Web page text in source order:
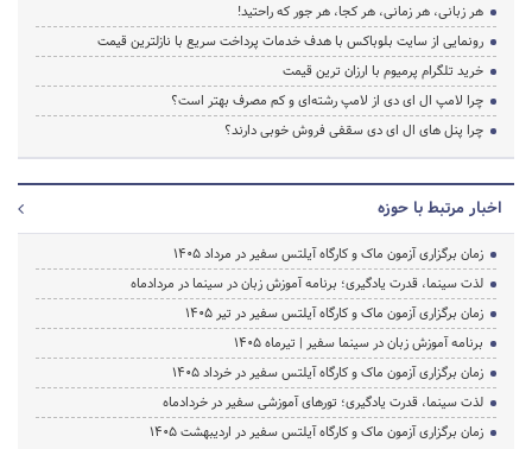
هر زبانی، هر زمانی، هر کجا، هر جور که راحتید!
رونمایی از سایت بلوباکس با هدف خدمات پرداخت سریع با نازلترین قیمت
خرید تلگرام پرمیوم با ارزان ترین قیمت
چرا لامپ ال ای دی از لامپ رشته‌ای و کم مصرف بهتر است؟
چرا پنل های ال ای دی سقفی فروش خوبی دارند؟
اخبار مرتبط با حوزه
زمان برگزاری آزمون ماک و کارگاه آیلتس سفیر در مرداد 1405
لذت سینما، قدرت یادگیری؛ برنامه آموزش زبان در سینما در مردادماه
زمان برگزاری آزمون ماک و کارگاه آیلتس سفیر در تیر 1405
برنامه آموزش زبان در سینما سفیر | تیرماه ۱۴۰۵
زمان برگزاری آزمون ماک و کارگاه آیلتس سفیر در خرداد 1405
لذت سینما، قدرت یادگیری؛ تورهای آموزشی سفیر در خردادماه
زمان برگزاری آزمون ماک و کارگاه آیلتس سفیر در اردیبهشت 1405